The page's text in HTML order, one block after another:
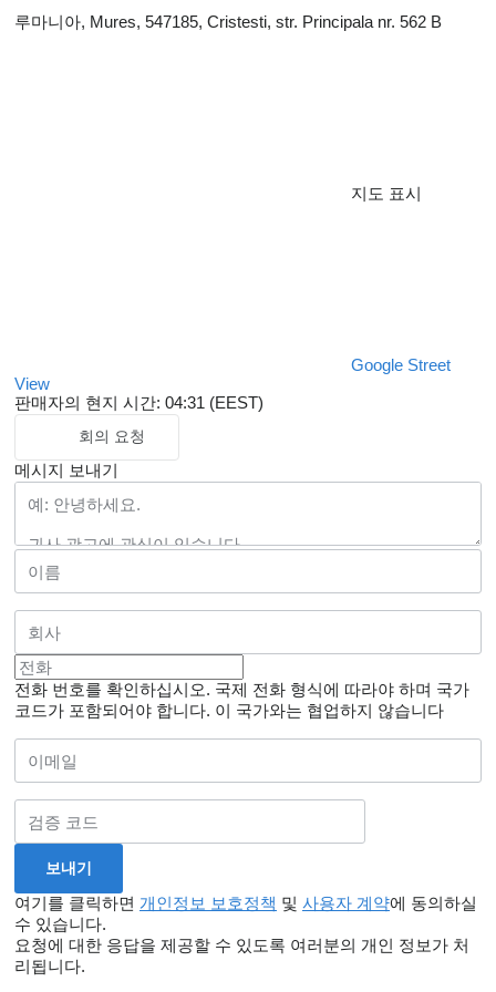
루마니아, Mures, 547185, Cristesti, str. Principala nr. 562 B
지도 표시
Google Street
View
판매자의 현지 시간: 04:31 (EEST)
회의 요청
메시지 보내기
전화 번호를 확인하십시오. 국제 전화 형식에 따라야 하며 국가
코드가 포함되어야 합니다. 이 국가와는 협업하지 않습니다
여기를 클릭하면 개인정보 보호정책 및 사용자 계약에 동의하실
수 있습니다.
요청에 대한 응답을 제공할 수 있도록 여러분의 개인 정보가 처
리됩니다.